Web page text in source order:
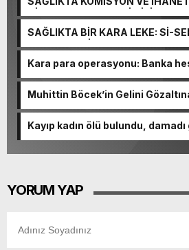
NİHAT URUÇ VE SEMİH İŞİTME
VURGUNU!
SAĞLIKTA BİR KARA LEKE: Sİ-
MERKEZLERİ VE MODERN UMUT
Kara para operasyonu: Banka
Muhittin Böcek’in Gelini
Kayıp kadın ölü bulundu, damadı
YORUM YAP